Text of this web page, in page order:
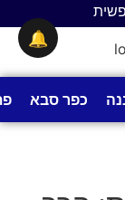
כפר סבא
🔔